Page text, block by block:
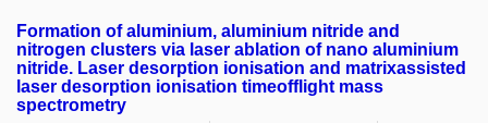
Formation of aluminium, aluminium nitride and
nitrogen clusters via laser ablation of nano aluminium
nitride. Laser desorption ionisation and matrixassisted
laser desorption ionisation timeofflight mass
spectrometry